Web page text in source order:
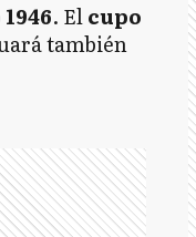
. Elcupo
también